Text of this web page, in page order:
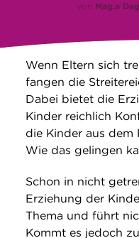
Suche
von Mag.a
Wenn Eltern sich
fangen die
Dabei bietet die
Kinder reichlich
die Kinder aus dem
Wie das gelingen
Schon in nicht
Erziehung der
Thema und führt
Kommt es jedoch